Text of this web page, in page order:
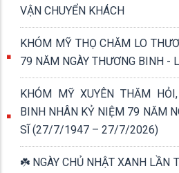
VẬN CHUYỂN KHÁCH
KHÓM MỸ THỌ CHĂM LO
79 NĂM NGÀY THƯƠNG BINH -
KHÓM MỸ XUYÊN THĂM
BINH NHÂN KỶ NIỆM 79 NĂM
SĨ (27/7/1947 – 27/7/2026)
☘️ NGÀY CHỦ NHẬT XANH LẦN